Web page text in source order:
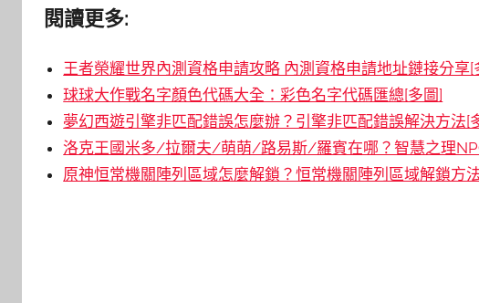
閱讀更多:
王者榮耀世界內測資格申請攻略 內測資格申請地址鏈接分享[
球球大作戰名字顏色代碼大全：彩色名字代碼匯總[多圖]
夢幻西遊引擎非匹配錯誤怎麼辦？引擎非匹配錯誤解決方法[
洛克王國米多/拉爾夫/萌萌/路易斯/羅賓在哪？智慧之理
原神恒常機關陣列區域怎麼解鎖？恒常機關陣列區域解鎖方